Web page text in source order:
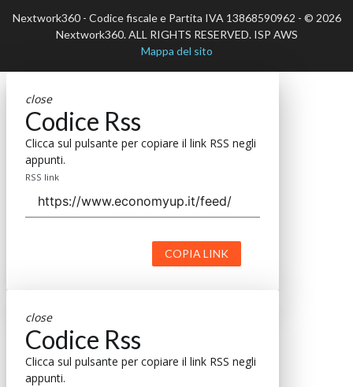
Nextwork360 - Codice fiscale e Partita IVA 13868590962 - © 2026
Nextwork360. ALL RIGHTS RESERVED. ISP AWS
Mappa del sito
close
Codice Rss
Clicca sul pulsante per copiare il link RSS negli
appunti.
RSS link
COPIA LINK
close
Codice Rss
Clicca sul pulsante per copiare il link RSS negli
appunti.